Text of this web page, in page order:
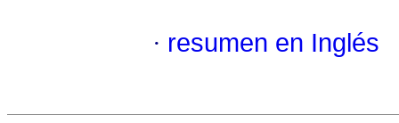
· resumen en Inglés